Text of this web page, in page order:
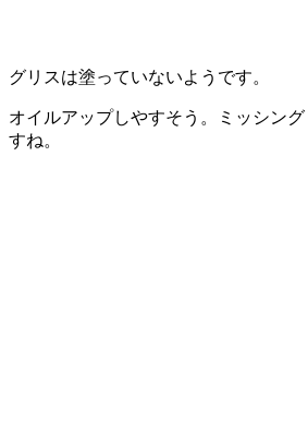
グリスは塗っていないようです。
オイルアップしやすそう。ミッシン
すね。